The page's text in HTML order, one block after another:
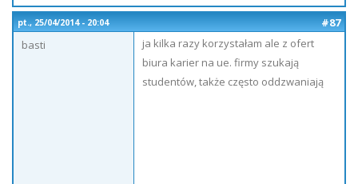
pt., 25/04/2014 - 20:04
#87
basti
ja kilka razy korzystałam ale z ofert
biura karier na ue. firmy szukają
studentów, także często oddzwaniają